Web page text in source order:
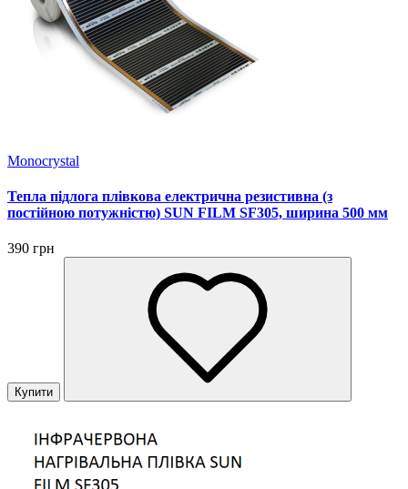
Monocrystal
Тепла підлога плівкова електрична резистивна (з
постійною потужністю) SUN FILM SF305, ширина 500 мм
390 грн
Купити